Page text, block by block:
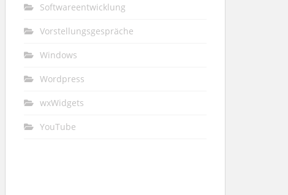
Softwareentwicklung
Vorstellungsgespräche
Windows
Wordpress
wxWidgets
YouTube